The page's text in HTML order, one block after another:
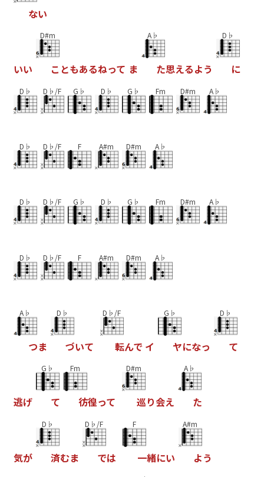
ない
いい
D#m
こ ともあるねって ま
A♭
た思えるよう
D♭
に
D♭ D♭/F G♭ D♭ G♭ Fm D#m A♭
D♭ D♭/F F A#m D#m A♭
D♭ D♭/F G♭ D♭ G♭ Fm D#m A♭
D♭ D♭/F F A#m D#m A♭
A♭
つま
D♭
づいて
D♭/F
転んで イ
G♭
ヤになっ
D♭
て
逃げ
G♭
て
Fm
彷徨って
D#m
巡り会え
A♭
た
気が
D♭
済むま
D♭/F
では
F
一緒にい
A#m
よう